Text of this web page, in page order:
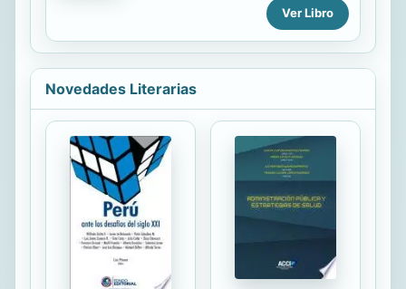
convertirse en un padre de verdad.
Pero reavivar aquella conexión tan...
pelirroja bajo su protección. ¿Cómo
se ha convertido esa mujer en una
ratera callejera? El vizconde se
siente irresistiblemente atraído por
secretos.
Ver Libro
Novedades Literarias